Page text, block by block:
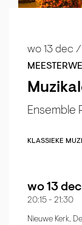
Ensemble
wo 13 dec /
KLASSIEKE
wo 13 dec
20:15 - 21:30
Nieuwe Kerk,